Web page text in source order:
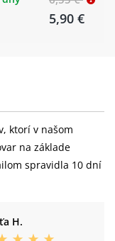
5,90 €
ktorí v našom
na základe
spravidla 10 dní
H.